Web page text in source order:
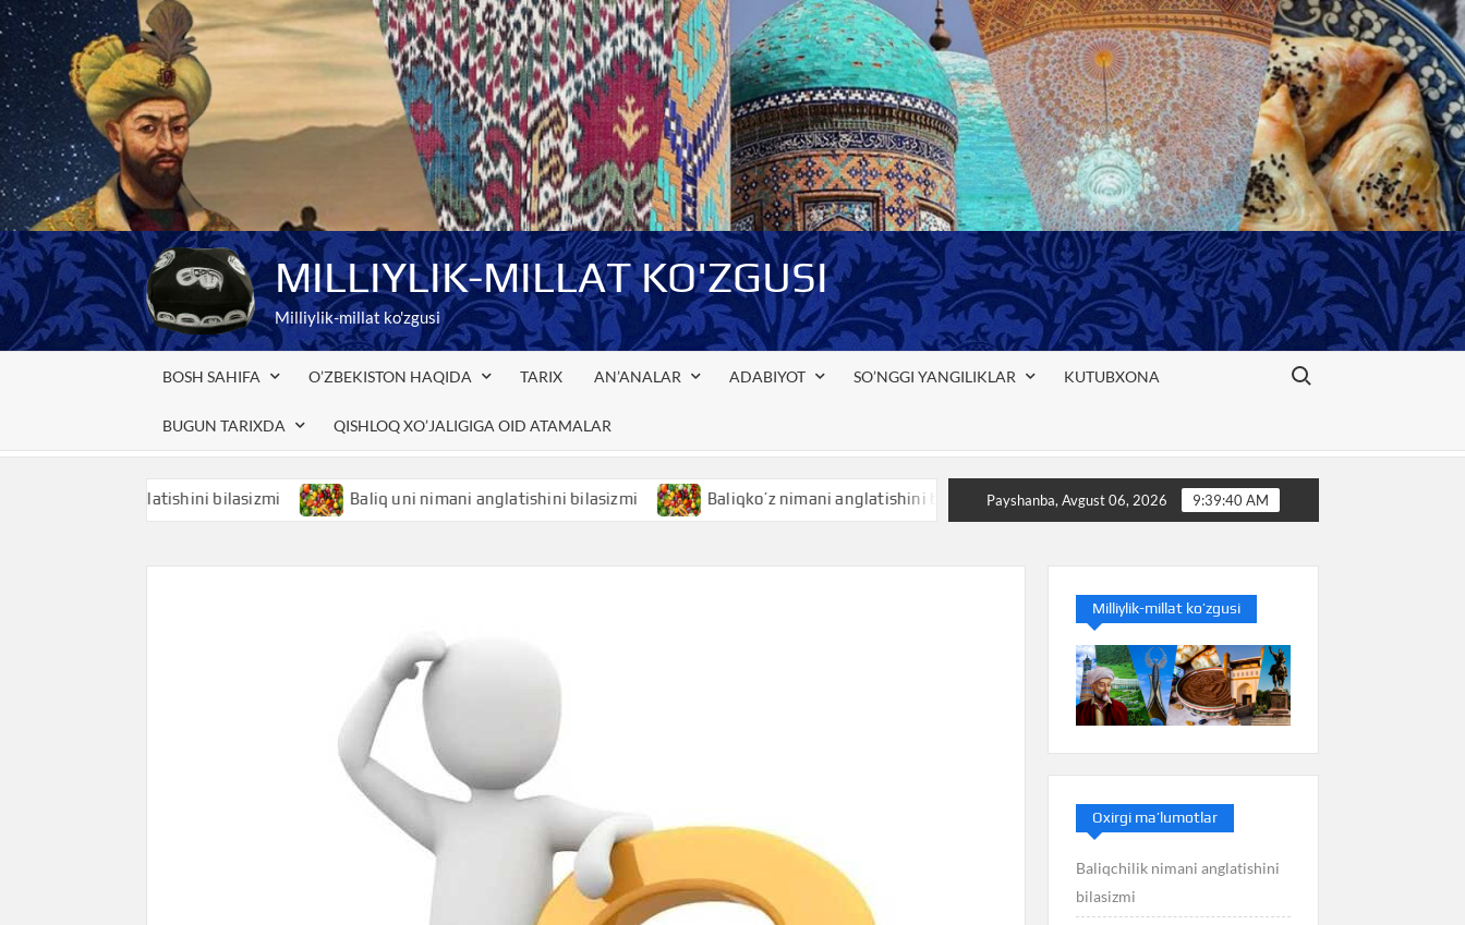
Skip
to
content
MILLIYLIK-MILLAT KO'ZGUSI
Milliylik-millat ko'zgusi
BOSH SAHIFA O’ZBEKISTON HAQIDA TARIX AN’ANALAR ADABIYOT SO’NGGI YANGILIKLAR KUTUBXONA
BUGUN TARIXDA QISHLOQ XO’JALIGIGA OID ATAMALAR
Search for:
anglatishini bilasizmi Baliq uni nimani anglatishini bilasizmi Baliqko’z nimani anglatishini bilasizmi Baliq nimani anglatishini bilasizmi
Payshanba, Avgust 06, 2026 9:39:41 AM
Milliylik-millat ko’zgusi
Oxirgi ma’lumotlar
Baliqchilik nimani anglatishini
bilasizmi